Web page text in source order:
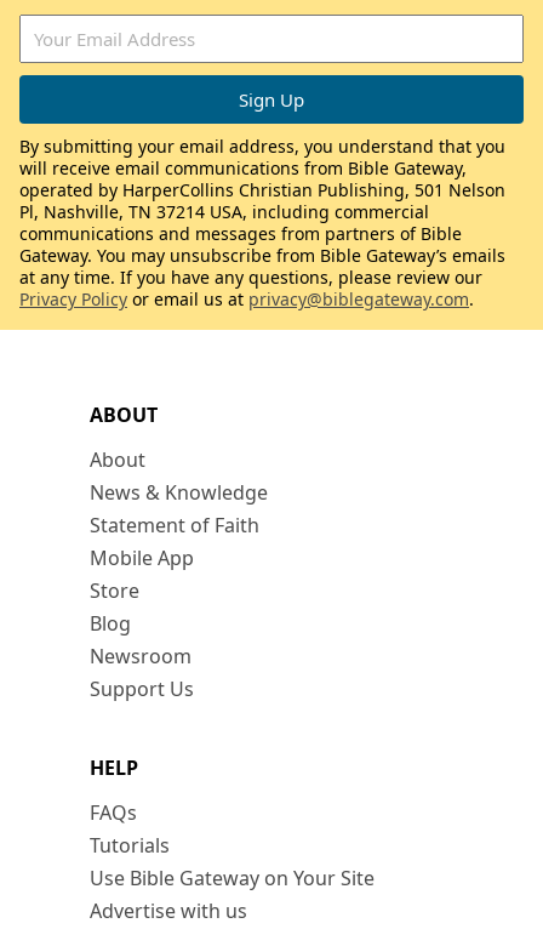
ABOUT
About
News & Knowledge
Statement of Faith
Mobile App
Store
Blog
Newsroom
Support Us
HELP
FAQs
Tutorials
Use Bible Gateway on Your Site
Advertise with us
By submitting your email address, you understand that you
will receive email communications from Bible Gateway,
operated by HarperCollins Christian Publishing, 501 Nelson
Pl, Nashville, TN 37214 USA, including commercial
communications and messages from partners of Bible
Gateway. You may unsubscribe from Bible Gateway’s emails
at any time. If you have any questions, please review our
Privacy Policy or email us at privacy@biblegateway.com.